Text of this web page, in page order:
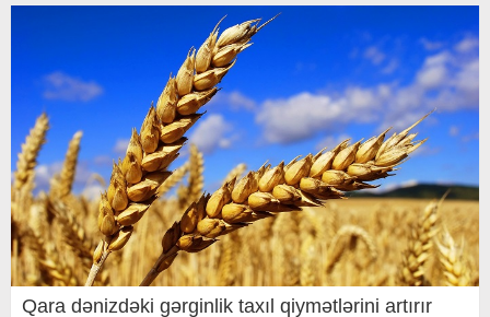
Qara dənizdəki gərginlik taxıl qiymətlərini artırır